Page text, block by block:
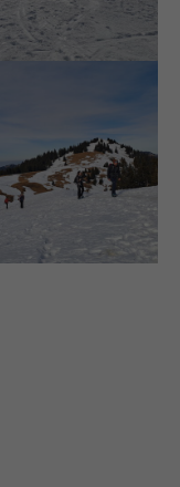
Blick vom Pirschling
Schönkahler